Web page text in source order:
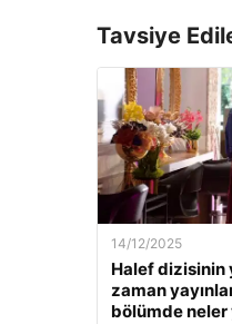
Tavsiye
14/12/2025
Halef dizisinin
zaman
bölümde neler